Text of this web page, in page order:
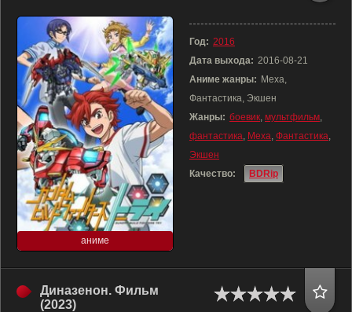
аниме
Год: 2016
Дата выхода: 2016-08-21
Аниме жанры: Меха,
Фантастика, Экшен
Жанры: боевик, мультфильм,
фантастика, Меха, Фантастика,
Экшен
Качество:
BDRip
Диназенон. Фильм
(2023)